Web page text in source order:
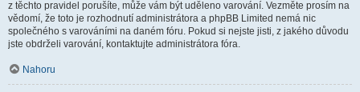
z těchto pravidel porušíte, může vám být uděleno varování. Vezměte prosím na
vědomí, že toto je rozhodnutí administrátora a phpBB Limited nemá nic
společného s varováními na daném fóru. Pokud si nejste jisti, z jakého důvodu
jste obdrželi varování, kontaktujte administrátora fóra.
Nahoru